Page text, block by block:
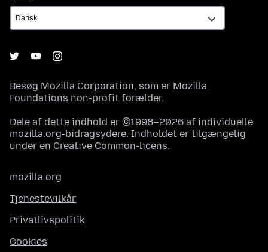
Besøg Mozilla Corporation, som er Mozilla
Foundations non-profit forælder.
Dele af dette indhold er ©1998–2026 af individuelle
mozilla.org-bidragsydere. Indholdet er tilgængelig
under en Creative Common-licens.
mozilla.org
Tjenestevilkår
Privatlivspolitik
Cookies